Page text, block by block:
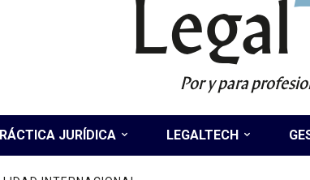
Legal
Por y para
JURÍDICA LEGALTECH